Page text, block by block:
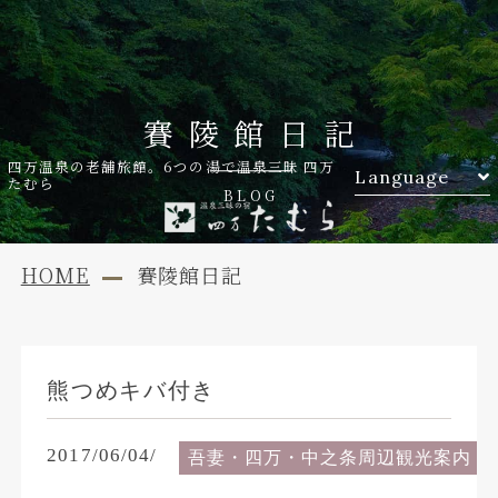
四万温泉の老舗旅館。6つの湯で温泉三昧 四万
たむら
Language
賽陵館日記
BLOG
HOME 賽陵館日記
熊つめキバ付き
2017/06/04/ 吾妻・四万・中之条周辺観光案内